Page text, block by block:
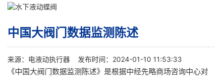
中国大阀门数据监测陈述
来源： 电液动执行器 发布时间：2024-01-10 11:53:33
《中国大阀门数据监测陈述》是根据中经先略商场咨询中心对